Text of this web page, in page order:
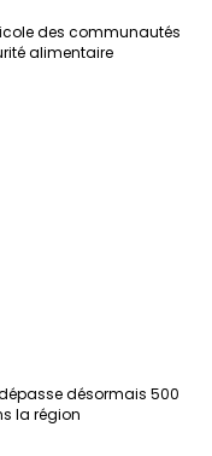
des communautés
alimentaire
désormais 500
la région